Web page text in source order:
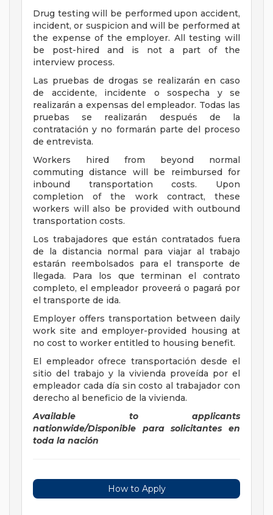
Drug testing will be performed upon accident,
incident, or suspicion and will be performed at
the expense of the employer. All testing will
be post-hired and is not a part of the
interview process.
Las pruebas de drogas se realizarán en caso
de accidente, incidente o sospecha y se
realizarán a expensas del empleador. Todas las
pruebas se realizarán después de la
contratación y no formarán parte del proceso
de entrevista.
Workers hired from beyond normal
commuting distance will be reimbursed for
inbound transportation costs. Upon
completion of the work contract, these
workers will also be provided with outbound
transportation costs.
Los trabajadores que están contratados fuera
de la distancia normal para viajar al trabajo
estarán reembolsados para el transporte de
llegada. Para los que terminan el contrato
completo, el empleador proveerá o pagará por
el transporte de ida.
Employer offers transportation between daily
work site and employer-provided housing at
no cost to worker entitled to housing benefit.
El empleador ofrece transportación desde el
sitio del trabajo y la vivienda proveída por el
empleador cada día sin costo al trabajador con
derecho al beneficio de la vivienda.
Available to applicants
nationwide/Disponible para solicitantes en
toda la nación
How to Apply